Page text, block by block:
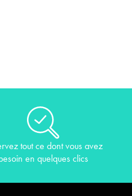
tout ce dont vous avez
en quelques clics